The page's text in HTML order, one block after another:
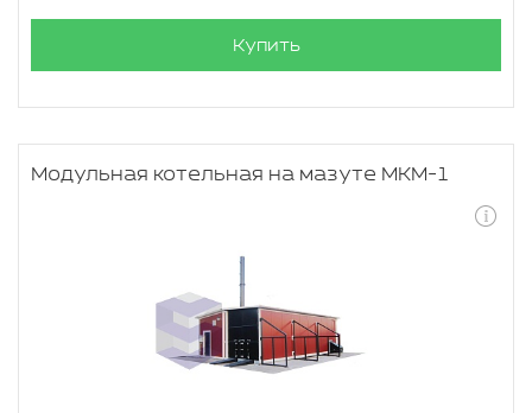
Купить
Модульная котельная на мазуте МКМ-1